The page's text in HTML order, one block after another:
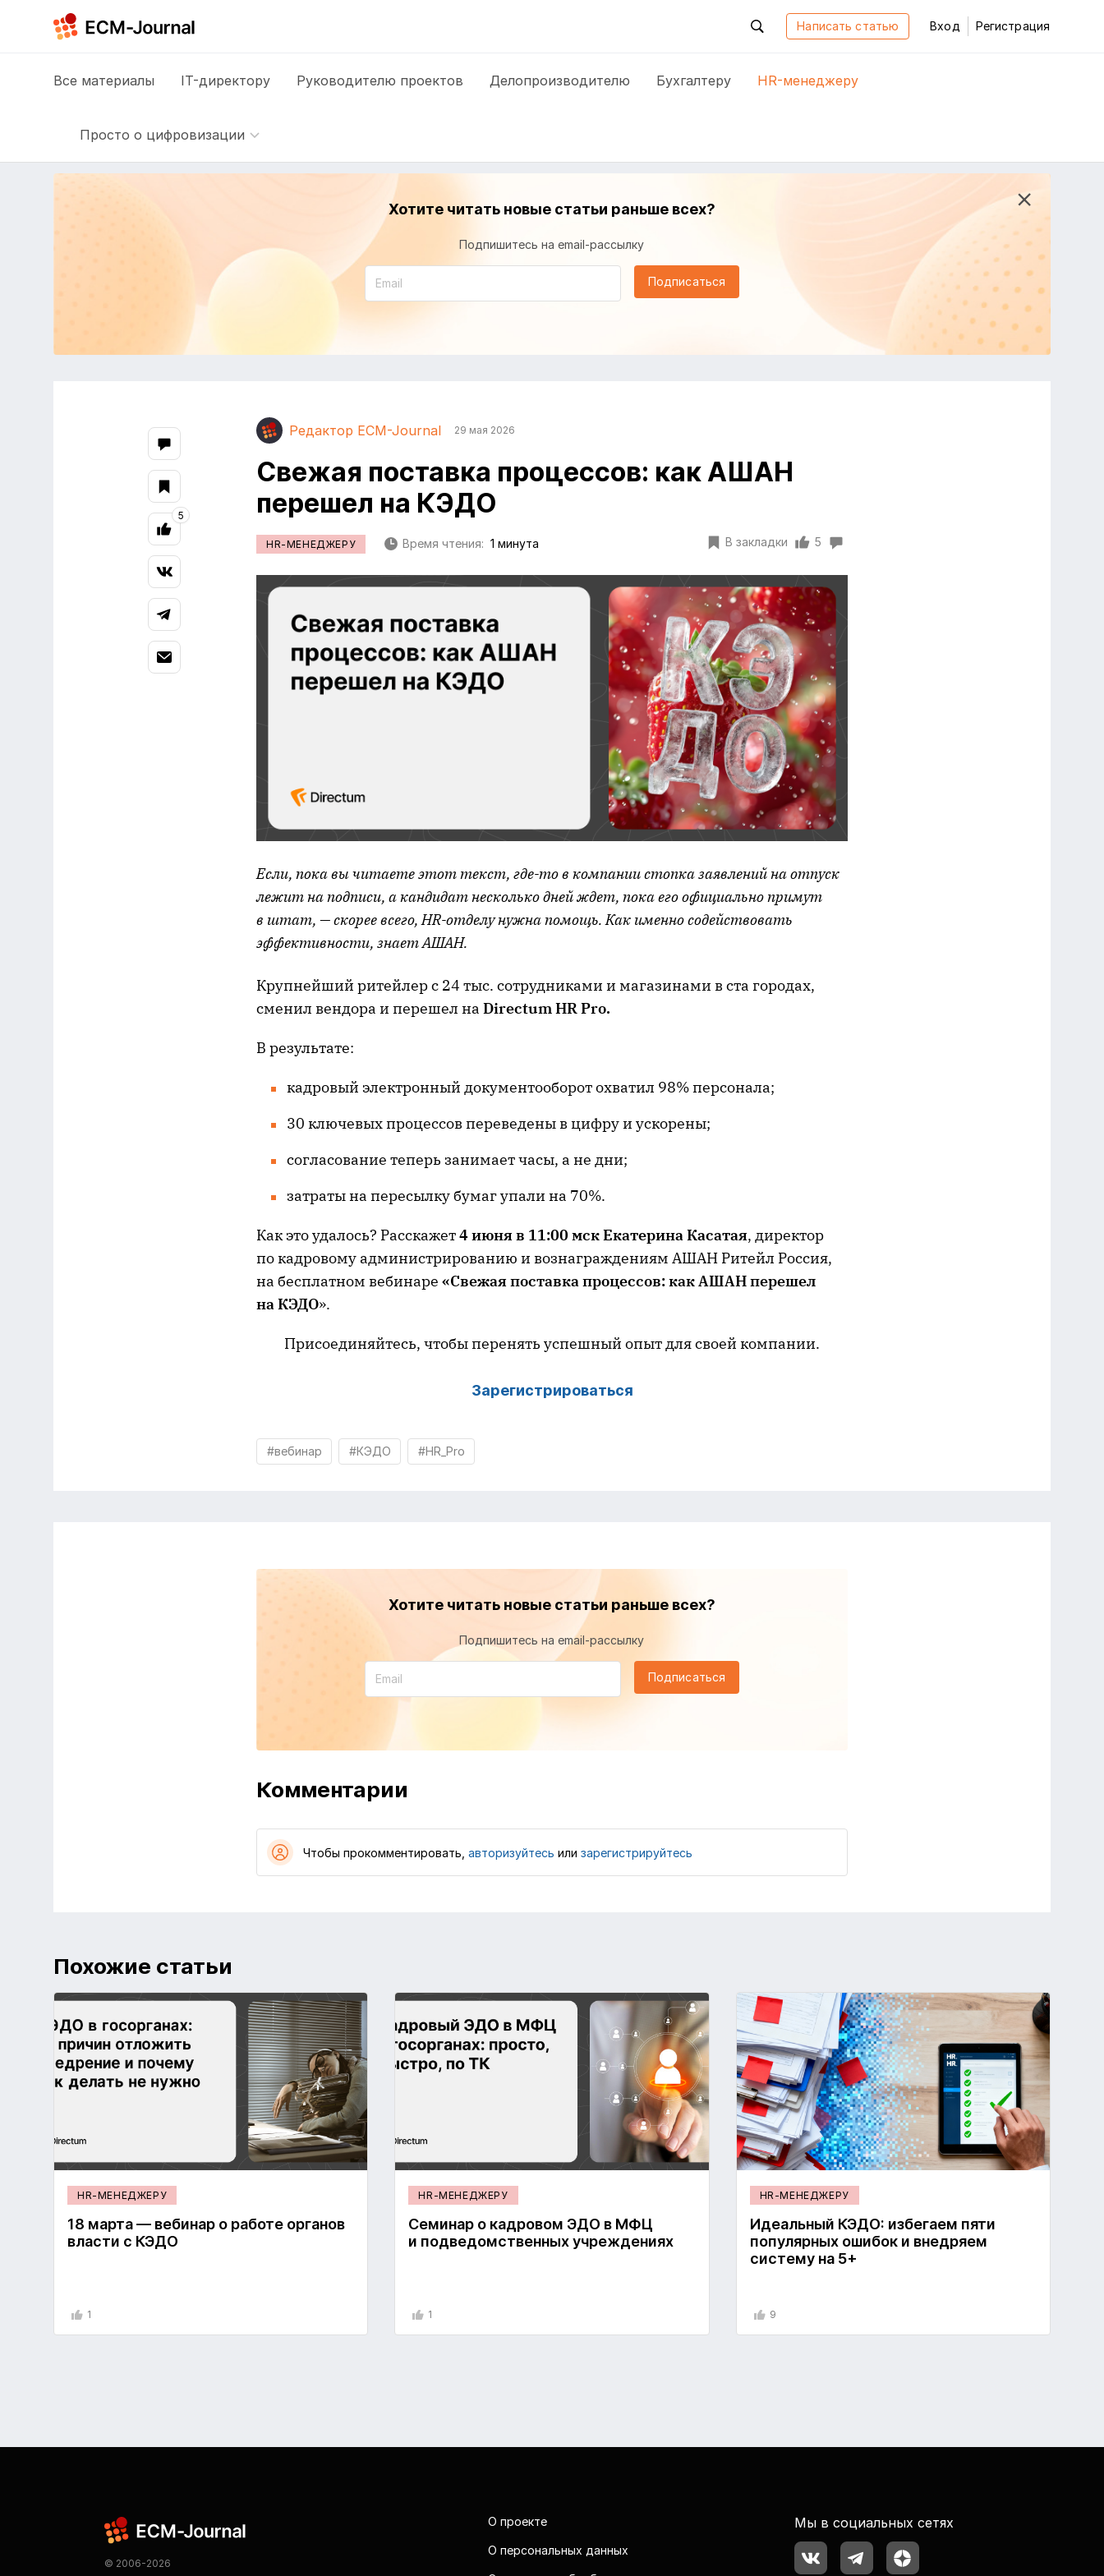
Написать статью Вход Регистрация
Все материалы IT-директору Руководителю проектов Делопроизводителю Бухгалтеру HR-менеджеру
Просто о цифровизации
Хотите читать новые статьи раньше всех?
Подпишитесь на email-рассылку
Подписаться
Редактор ECM-Journal 29 мая 2026
Свежая поставка процессов: как АШАН
перешел на КЭДО
HR-МЕНЕДЖЕРУ Время чтения: 1 минута В закладки 5
Если, пока вы читаете этот текст, где-то в компании стопка заявлений на отпуск
лежит на подписи, а кандидат несколько дней ждет, пока его официально примут
в штат, — скорее всего, HR-отделу нужна помощь. Как именно содействовать
эффективности, знает АШАН.
Крупнейший ритейлер с 24 тыс. сотрудниками и магазинами в ста городах,
сменил вендора и перешел на Directum HR Pro.
В результате:
кадровый электронный документооборот охватил 98% персонала;
30 ключевых процессов переведены в цифру и ускорены;
согласование теперь занимает часы, а не дни;
затраты на пересылку бумаг упали на 70%.
Как это удалось? Расскажет4 июня в 11:00 мскЕкатеринаКасатая, директор
по кадровому администрированию и вознаграждениям АШАН Ритейл Россия,
на бесплатном вебинаре «Свежая поставка процессов: как АШАН перешел
на КЭДО».
Присоединяйтесь, чтобы перенять успешный опыт для своей компании.
Зарегистрироваться
#вебинар #КЭДО #HR_Pro
5
Хотите читать новые статьи раньше всех?
Подпишитесь на email-рассылку
Подписаться
Комментарии
Чтобы прокомментировать, авторизуйтесь или зарегистрируйтесь
Похожие статьи
HR-МЕНЕДЖЕРУ
18 марта — вебинар о работе органов
власти с КЭДО
1
HR-МЕНЕДЖЕРУ
Семинар о кадровом ЭДО в МФЦ
и подведомственных учреждениях
1
HR-МЕНЕДЖЕРУ
Идеальный КЭДО: избегаем пяти
популярных ошибок и внедряем
систему на 5+
9
© 2006-2026
О проекте
О персональных данных
Мы в социальных сетях